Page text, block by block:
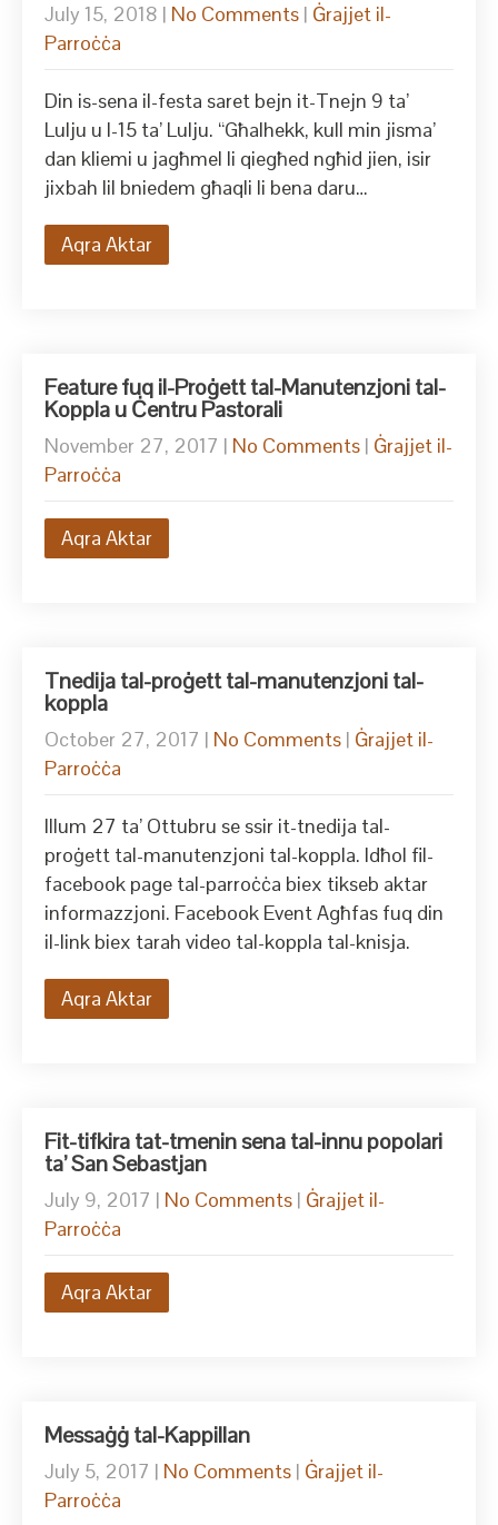
July 15, 2018 | No Comments | Ġrajjet il-
Parroċċa
Din is-sena il-festa saret bejn it-Tnejn 9 ta’
Lulju u l-15 ta’ Lulju. “Għalhekk, kull min jisma’
dan kliemi u jagħmel li qiegħed ngħid jien, isir
jixbah lil bniedem għaqli li bena daru…
Aqra Aktar
Feature fuq il-Proġett tal-Manutenzjoni tal-
Koppla u Ċentru Pastorali
November 27, 2017 | No Comments | Ġrajjet il-
Parroċċa
Aqra Aktar
Tnedija tal-proġett tal-manutenzjoni tal-
koppla
October 27, 2017 | No Comments | Ġrajjet il-
Parroċċa
Illum 27 ta’ Ottubru se ssir it-tnedija tal-
proġett tal-manutenzjoni tal-koppla. Idħol fil-
facebook page tal-parroċċa biex tikseb aktar
informazzjoni. Facebook Event Agħfas fuq din
il-link biex tarah video tal-koppla tal-knisja.
Aqra Aktar
Fit-tifkira tat-tmenin sena tal-innu popolari
ta’ San Sebastjan
July 9, 2017 | No Comments | Ġrajjet il-
Parroċċa
Aqra Aktar
Messaġġ tal-Kappillan
July 5, 2017 | No Comments | Ġrajjet il-
Parroċċa